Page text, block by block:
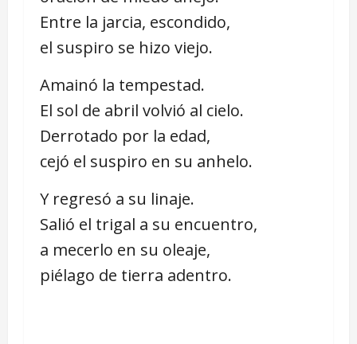
Entre la jarcia, escondido,
el suspiro se hizo viejo.
Amainó la tempestad.
El sol de abril volvió al cielo.
Derrotado por la edad,
cejó el suspiro en su anhelo.
Y regresó a su linaje.
Salió el trigal a su encuentro,
a mecerlo en su oleaje,
piélago de tierra adentro.